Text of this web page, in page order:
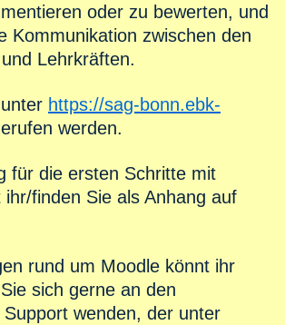
oder zu bewerten, und
Kommunikation zwischen den
Lehrkräften.
https://sag-bonn.ebk-
werden.
für die ersten Schritte mit
ihr/finden Sie als Anhang auf
rund um Moodle könnt ihr
sich gerne an den
wenden, der unter